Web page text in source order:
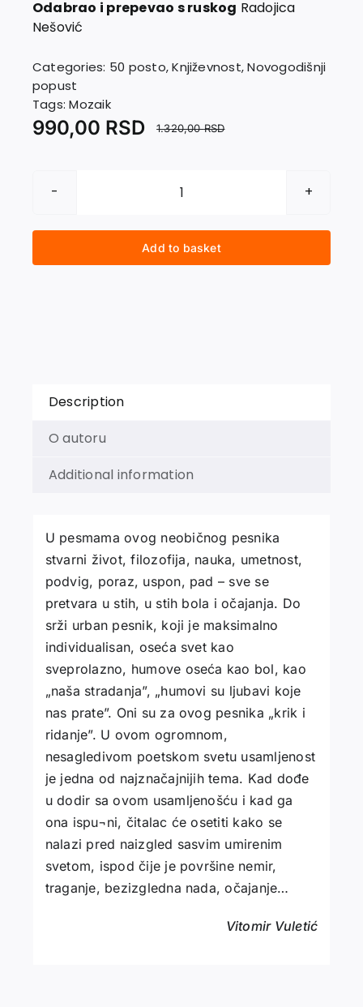
Contact
Odabrao i prepevao s ruskog Radojica
Nešović
Categories: 50 posto,Književnost,Novogodišnji
popust
Tags:Mozaik
1.320,00RSD
990,00 RSD
ŠTA
ZA
ČUDO
Add to basket
Description
O autoru
Additional information
U pesmama ovog neobičnog pesnika
stvarni život, filozofija, nauka, umetnost,
podvig, poraz, uspon, pad – sve se
pretvara u stih, u stih bola i očajanja. Do
srži urban pesnik, koji je maksimalno
individualisan, oseća svet kao
sveprolazno, humove oseća kao bol, kao
„naša stradanja”, „humovi su ljubavi koje
nas prate”. Oni su za ovog pesnika „krik i
ridanje”. U ovom ogromnom,
nesagledivom poetskom svetu usamljenost
je jedna od najznačajnijih tema. Kad dođe
u dodir sa ovom usamljenošću i kad ga
ona ispu¬ni, čitalac će osetiti kako se
nalazi pred naizgled sasvim umirenim
svetom, ispod čije je površine nemir,
traganje, bezizgledna nada, očajanje…
Vitomir Vuletić